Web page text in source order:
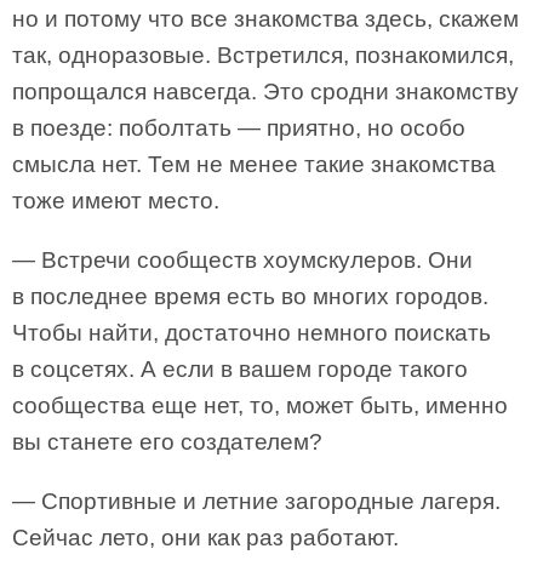
но и потому что все знакомства здесь, скажем
так, одноразовые. Встретился, познакомился,
попрощался навсегда. Это сродни знакомству
в поезде: поболтать — приятно, но особо
смысла нет. Тем не менее такие знакомства
тоже имеют место.
— Встречи сообществ хоумскулеров. Они
в последнее время есть во многих городов.
Чтобы найти, достаточно немного поискать
в соцсетях. А если в вашем городе такого
сообщества еще нет, то, может быть, именно
вы станете его создателем?
— Спортивные и летние загородные лагеря.
Сейчас лето, они как раз работают.